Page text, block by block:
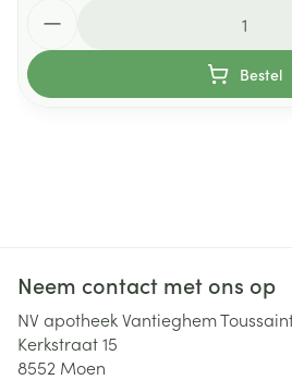
Bestel
Neem contact met ons op
NV apotheek Vantieghem
Kerkstraat 15
8552 Moen